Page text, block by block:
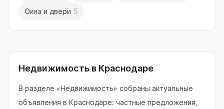
Окна и двери 5
Недвижимость в Краснодаре
В разделе «Недвижимость» собраны актуальные
объявления в Краснодаре: частные предложения,